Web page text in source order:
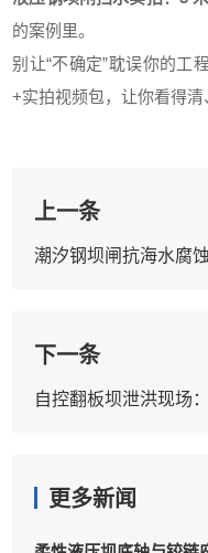
的案例里。
别让“不确定”耽误你的工
+实拍视频包，让你看得清
上一条
潮汐钢坝闸抗海水腐
下一条
自控翻板坝泄洪现场
更多新闻